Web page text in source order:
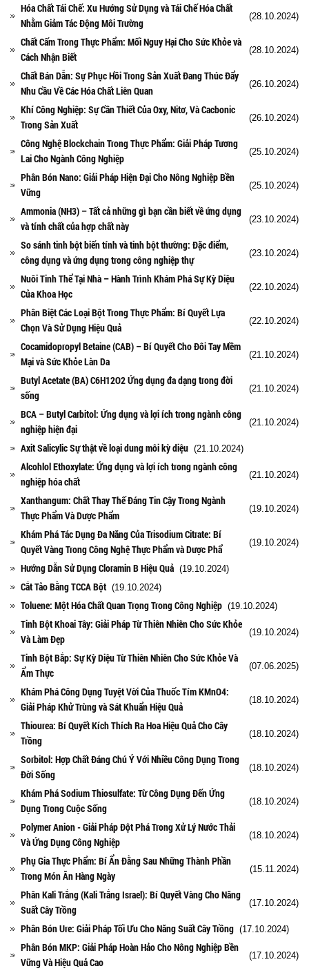
Hóa Chất Tái Chế: Xu Hướng Sử Dụng và Tái Chế Hóa Chất
Nhằm Giảm Tác Động Môi Trường
(28.10.2024)
Chất Cấm Trong Thực Phẩm: Mối Nguy Hại Cho Sức Khỏe và
Cách Nhận Biết
(28.10.2024)
Chất Bán Dẫn: Sự Phục Hồi Trong Sản Xuất Đang Thúc Đẩy
Nhu Cầu Về Các Hóa Chất Liên Quan
(26.10.2024)
Khí Công Nghiệp: Sự Cần Thiết Của Oxy, Nitơ, Và Cacbonic
Trong Sản Xuất
(26.10.2024)
Công Nghệ Blockchain Trong Thực Phẩm: Giải Pháp Tương
Lai Cho Ngành Công Nghiệp
(25.10.2024)
Phân Bón Nano: Giải Pháp Hiện Đại Cho Nông Nghiệp Bền
Vững
(25.10.2024)
Ammonia (NH3) – Tất cả những gì bạn cần biết về ứng dụng
và tính chất của hợp chất này
(23.10.2024)
So sánh tinh bột biến tính và tinh bột thường: Đặc điểm,
công dụng và ứng dụng trong công nghiệp thự
(23.10.2024)
Nuôi Tinh Thể Tại Nhà – Hành Trình Khám Phá Sự Kỳ Diệu
Của Khoa Học
(22.10.2024)
Phân Biệt Các Loại Bột Trong Thực Phẩm: Bí Quyết Lựa
Chọn Và Sử Dụng Hiệu Quả
(22.10.2024)
Cocamidopropyl Betaine (CAB) – Bí Quyết Cho Đôi Tay Mềm
Mại và Sức Khỏe Làn Da
(21.10.2024)
Butyl Acetate (BA) C6H12O2 Ứng dụng đa dạng trong đời
sống
(21.10.2024)
BCA – Butyl Carbitol: Ứng dụng và lợi ích trong ngành công
nghiệp hiện đại
(21.10.2024)
Axit Salicylic Sự thật về loại dung môi kỳ diệu (21.10.2024)
Alcohlol Ethoxylate: Ứng dụng và lợi ích trong ngành công
nghiệp hóa chất
(21.10.2024)
Xanthangum: Chất Thay Thế Đáng Tin Cậy Trong Ngành
Thực Phẩm Và Dược Phẩm
(19.10.2024)
Khám Phá Tác Dụng Đa Năng Của Trisodium Citrate: Bí
Quyết Vàng Trong Công Nghệ Thực Phẩm và Dược Phẩ
(19.10.2024)
Hướng Dẫn Sử Dụng Cloramin B Hiệu Quả (19.10.2024)
Cắt Tảo Bằng TCCA Bột (19.10.2024)
Toluene: Một Hóa Chất Quan Trọng Trong Công Nghiệp (19.10.2024)
Tinh Bột Khoai Tây: Giải Pháp Từ Thiên Nhiên Cho Sức Khỏe
Và Làm Đẹp
(19.10.2024)
Tinh Bột Bắp: Sự Kỳ Diệu Từ Thiên Nhiên Cho Sức Khỏe Và
Ẩm Thực
(07.06.2025)
Khám Phá Công Dụng Tuyệt Vời Của Thuốc Tím KMnO4:
Giải Pháp Khử Trùng và Sát Khuẩn Hiệu Quả
(18.10.2024)
Thiourea: Bí Quyết Kích Thích Ra Hoa Hiệu Quả Cho Cây
Trồng
(18.10.2024)
Sorbitol: Hợp Chất Đáng Chú Ý Với Nhiều Công Dụng Trong
Đời Sống
(18.10.2024)
Khám Phá Sodium Thiosulfate: Từ Công Dụng Đến Ứng
Dụng Trong Cuộc Sống
(18.10.2024)
Polymer Anion - Giải Pháp Đột Phá Trong Xử Lý Nước Thải
Và Ứng Dụng Công Nghiệp
(18.10.2024)
Phụ Gia Thực Phẩm: Bí Ẩn Đằng Sau Những Thành Phần
Trong Món Ăn Hàng Ngày
(15.11.2024)
Phân Kali Trắng (Kali Trắng Israel): Bí Quyết Vàng Cho Năng
Suất Cây Trồng
(17.10.2024)
Phân Bón Ure: Giải Pháp Tối Ưu Cho Năng Suất Cây Trồng (17.10.2024)
Phân Bón MKP: Giải Pháp Hoàn Hảo Cho Nông Nghiệp Bền
Vững Và Hiệu Quả Cao
(17.10.2024)